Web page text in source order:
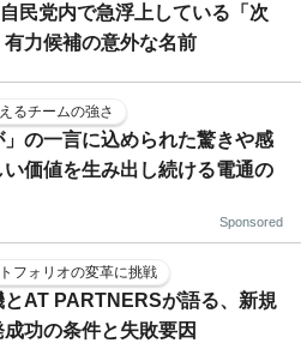
民党内で急浮上している「次
有力候補の意外な名前
るチームの強さ
」の一言に込められた驚きや感
い価値を生み出し続ける電通の
Sponsored
フォリオの変革に挑戦
とAT PARTNERSが語る、新規
功の条件と失敗要因